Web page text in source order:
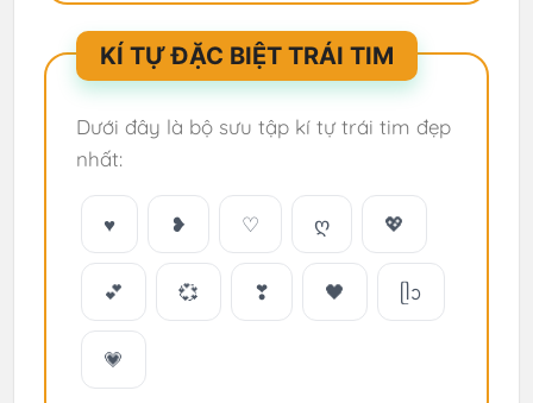
KÍ TỰ ĐẶC BIỆT TRÁI TIM
Dưới đây là bộ sưu tập kí tự trái tim đẹp
nhất:
♥ ❥ ♡ ღ 💖
💕 💞 ❣ 🖤 ᥫᩣ
💗